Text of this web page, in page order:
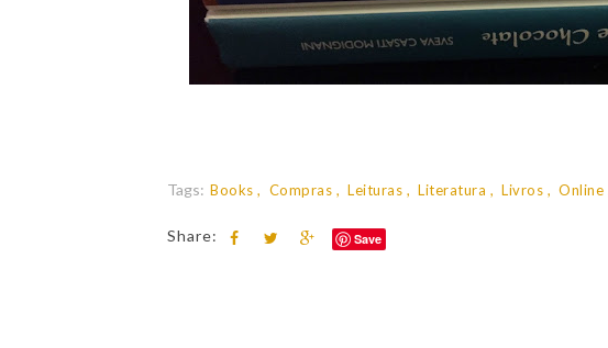
Tags: Books Compras Leituras Literatura Livros Online
Share: Save